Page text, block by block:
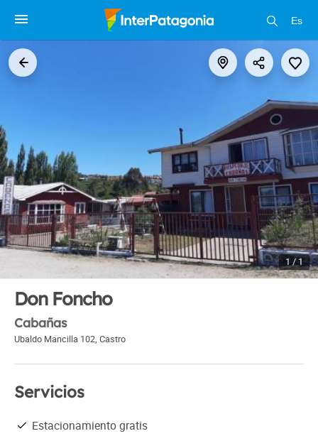
Es
1 / 1
Don Foncho
Cabañas
Ubaldo Mancilla 102, Castro
Servicios
Estacionamiento gratis